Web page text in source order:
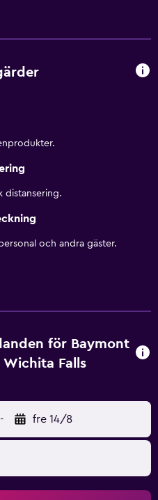
och sängtillbehör av
Badrummen har
skrivbord och telefon;
av handdukar och byte
distansering.
och andra gäster.
för Baymont
Falls
- fre 14/8